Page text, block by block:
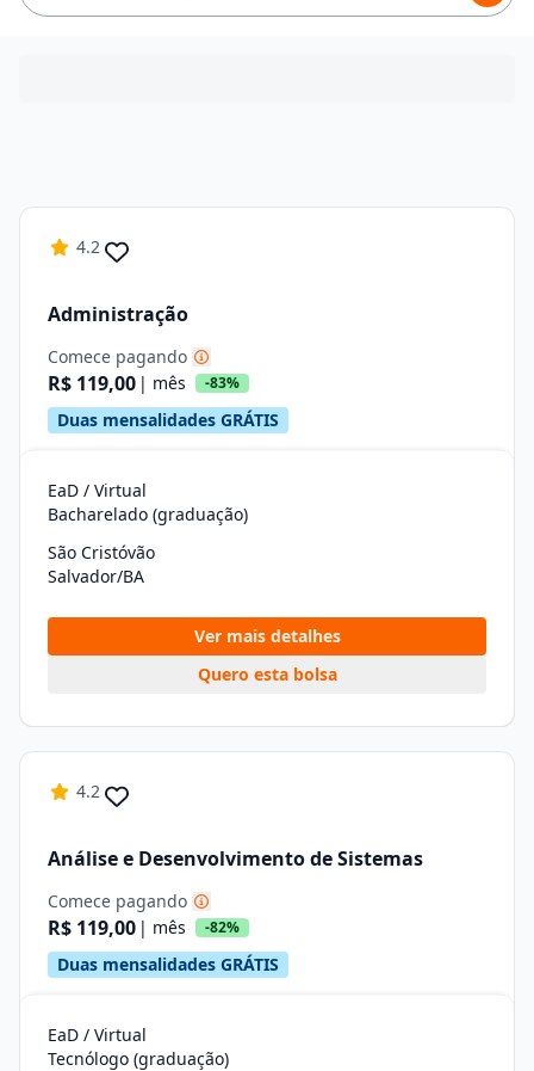
4.2
Administração
Comece pagando
R$ 119,00 | mês -83%
Duas mensalidades GRÁTIS
EaD / Virtual
Bacharelado (graduação)
São Cristóvão
Salvador/BA
Ver mais detalhes
Quero esta bolsa
4.2
Análise e Desenvolvimento de Sistemas
Comece pagando
R$ 119,00 | mês -82%
Duas mensalidades GRÁTIS
EaD / Virtual
Tecnólogo (graduação)